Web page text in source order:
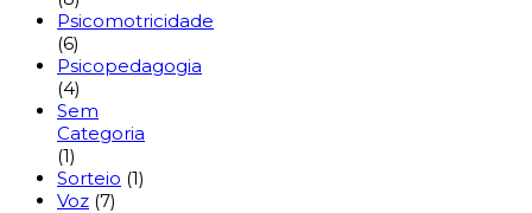
Psicomotricidade
(6)
Psicopedagogia
(4)
Sem
Categoria
(1)
Sorteio (1)
Voz (7)